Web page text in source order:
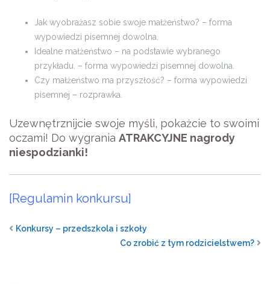
Jak wyobrażasz sobie swoje małżeństwo? – forma
wypowiedzi pisemnej dowolna.
Idealne małżeństwo – na podstawie wybranego
przykładu. – forma wypowiedzi pisemnej dowolna.
Czy małżeństwo ma przyszłość? – forma wypowiedzi
pisemnej – rozprawka.
Uzewnętrznijcie swoje myśli, pokażcie to swoimi
oczami! Do wygrania ATRAKCYJNE nagrody
niespodzianki!
[Regulamin konkursu]
Konkursy – przedszkola i szkoły
Co zrobić z tym rodzicielstwem?